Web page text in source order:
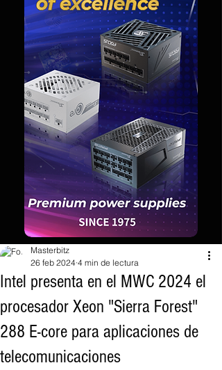
Intel presenta en el MWC 2024 el
procesador Xeon "Sierra Forest"
288 E-core para aplicaciones de
telecomunicaciones
Masterbitz
26 feb 2024 4 min de lectura